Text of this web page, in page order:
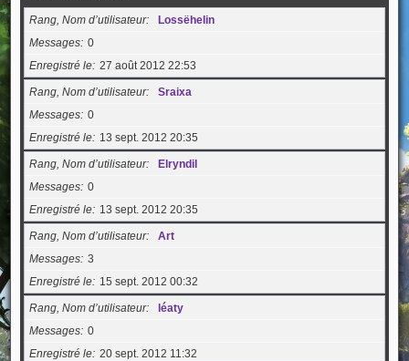
Rang, Nom d’utilisateur
Lossëhelin
Messages 0
Enregistré le 27 août 2012 22:53
Rang, Nom d’utilisateur
Sraixa
Messages 0
Enregistré le
13 sept. 2012 20:35
Rang, Nom d’utilisateur
Elryndil
Messages 0
Enregistré le
13 sept. 2012 20:35
Rang, Nom d’utilisateur
Art
Messages 3
Enregistré le
15 sept. 2012 00:32
Rang, Nom d’utilisateur
léaty
Messages 0
Enregistré le 20 sept. 2012 11:32